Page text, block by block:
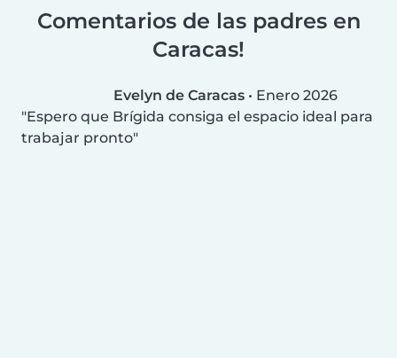
Comentarios de las padres en
Caracas!
Evelyn de Caracas • Enero 2026
Espero que Brígida consiga el espacio ideal para
trabajar pronto